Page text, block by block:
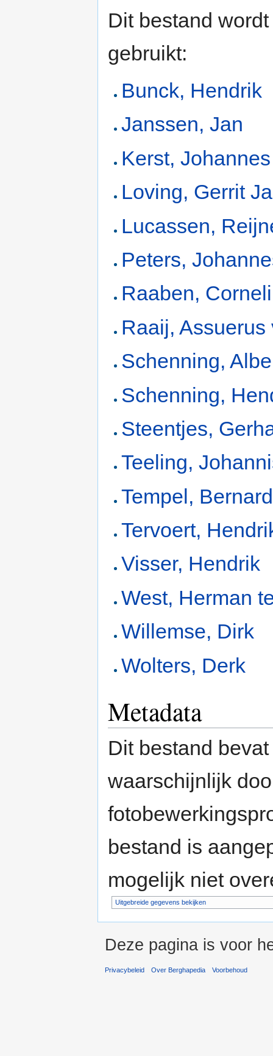
Dit bestand
gebruikt:
Bunck, Hendrik
Janssen, Jan
Kerst, Johannes
Loving, Gerrit
Lucassen,
Peters,
Raaben,
Raaij, Assuerus
Schenning,
Schenning,
Steentjes,
Teeling,
Tempel,
Tervoert,
Visser, Hendrik
West, Herman
Willemse, Dirk
Wolters, Derk
Metadata
Dit bestand
waarschijnlijk
bestand is
mogelijk niet
Uitgebreide gegevens bekijken
Deze pagina is voor
Privacybeleid Over Berghapedia Voorbehoud